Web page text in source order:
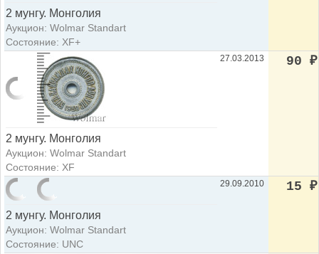
2 мунгу. Монголия
Аукцион: Wolmar Standart
Состояние: XF+
2 мунгу. Монголия
Аукцион: Wolmar Standart
Состояние: XF
27.03.2013 90 ₽
2 мунгу. Монголия
Аукцион: Wolmar Standart
Состояние: UNC
29.09.2010 15 ₽